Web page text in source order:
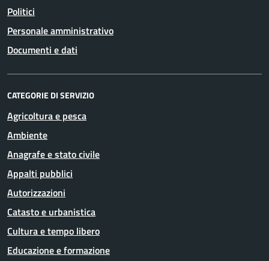
Politici
Personale amministrativo
Documenti e dati
CATEGORIE DI SERVIZIO
Agricoltura e pesca
Ambiente
Anagrafe e stato civile
Appalti pubblici
Autorizzazioni
Catasto e urbanistica
Cultura e tempo libero
Educazione e formazione